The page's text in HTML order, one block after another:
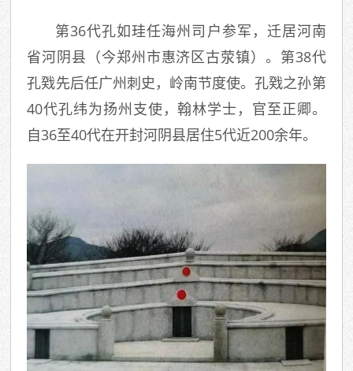
第36代孔如珪任海州司户参军，迁居河南
省河阴县（今郑州市惠济区古荥镇）。第38代
孔戣先后任广州刺史，岭南节度使。孔戣之孙第
40代孔纬为扬州支使，翰林学士，官至正卿。
自36至40代在开封河阴县居住5代近200余年。